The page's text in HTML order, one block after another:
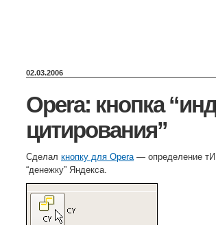
02.03.2006
Opera: кнопка
цитирования”
Сделал кнопку для Opera— определение
“денежку” Яндекса.